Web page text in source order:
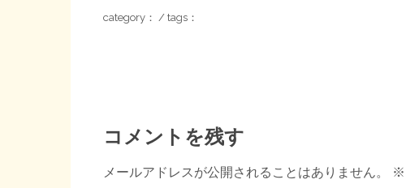
category： / tags：
コメントを残す
メールアドレスが公開されることはありません。 ※